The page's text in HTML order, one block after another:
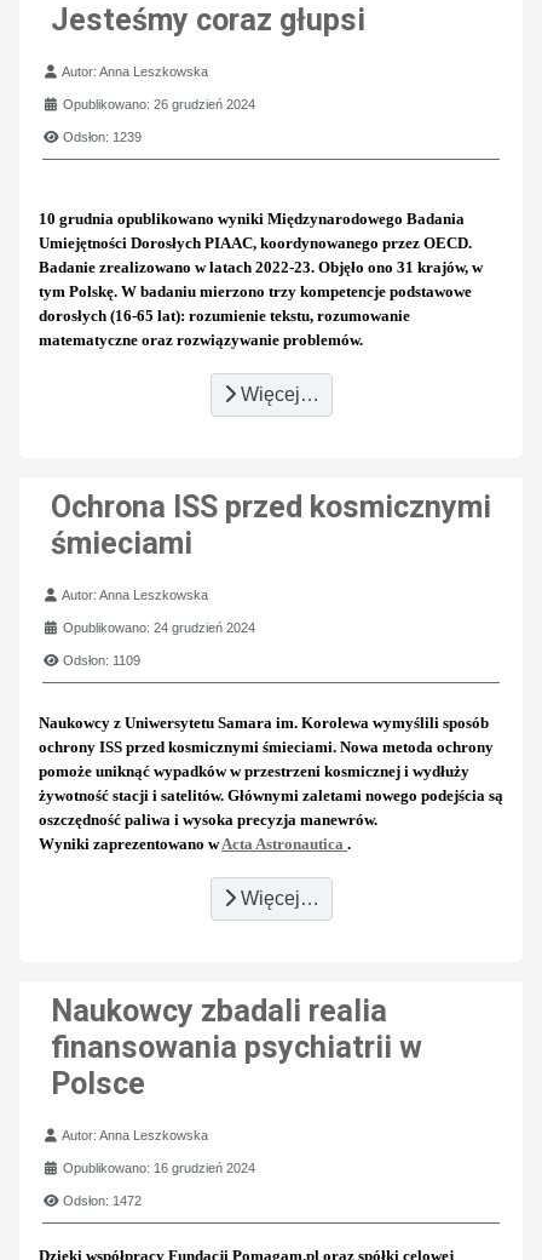
Jesteśmy coraz głupsi
Szczegóły
Autor:Anna Leszkowska
Opublikowano: 26 grudzień 2024
Odsłon: 1239
10 grudnia opublikowano wyniki Międzynarodowego Badania
Umiejętności Dorosłych PIAAC, koordynowanego przez OECD.
Badanie zrealizowano w latach 2022-23. Objęło ono 31 krajów, w
tym Polskę. W badaniu mierzono trzy kompetencje podstawowe
dorosłych (16-65 lat): rozumienie tekstu, rozumowanie
matematyczne oraz rozwiązywanie problemów.
Więcej…
Ochrona ISS przed kosmicznymi
śmieciami
Szczegóły
Autor:Anna Leszkowska
Opublikowano: 24 grudzień 2024
Odsłon: 1109
Naukowcy z Uniwersytetu Samara im. Korolewa wymyślili sposób
ochrony ISS przed kosmicznymi śmieciami. Nowa metoda ochrony
pomoże uniknąć wypadków w przestrzeni kosmicznej i wydłuży
żywotność stacji i satelitów. Głównymi zaletami nowego podejścia są
oszczędność paliwa i wysoka precyzja manewrów.
Wyniki zaprezentowano wActa Astronautica .
Więcej…
Naukowcy zbadali realia
finansowania psychiatrii w
Polsce
Szczegóły
Autor:Anna Leszkowska
Opublikowano: 16 grudzień 2024
Odsłon: 1472
Dzięki współpracy Fundacji Pomagam.pl oraz spółki celowej